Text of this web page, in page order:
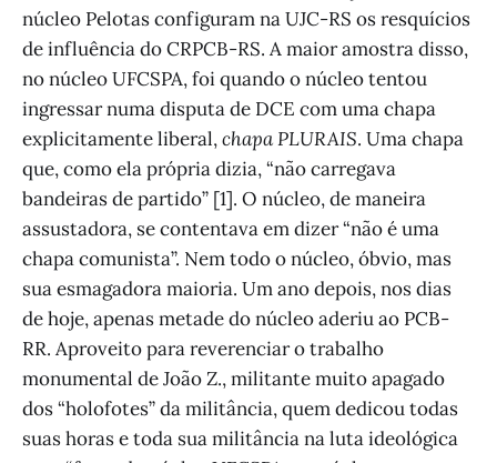
núcleo Pelotas configuram na UJC-RS os resquícios
de influência do CRPCB-RS. A maior amostra disso,
no núcleo UFCSPA, foi quando o núcleo tentou
ingressar numa disputa de DCE com uma chapa
explicitamente liberal,chapa PLURAIS. Uma chapa
que, como ela própria dizia, “não carregava
bandeiras de partido” [1]. O núcleo, de maneira
assustadora, se contentava em dizer “não é uma
chapa comunista”. Nem todo o núcleo, óbvio, mas
sua esmagadora maioria. Um ano depois, nos dias
de hoje, apenas metade do núcleo aderiu ao PCB-
RR. Aproveito para reverenciar o trabalho
monumental de João Z., militante muito apagado
dos “holofotes” da militância, quem dedicou todas
suas horas e toda sua militância na luta ideológica